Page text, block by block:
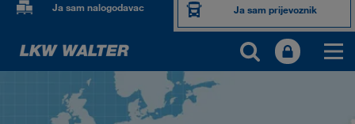
Ja sam nalogodavac Ja sam prijevoznik
NAŠA TRŽIŠTA